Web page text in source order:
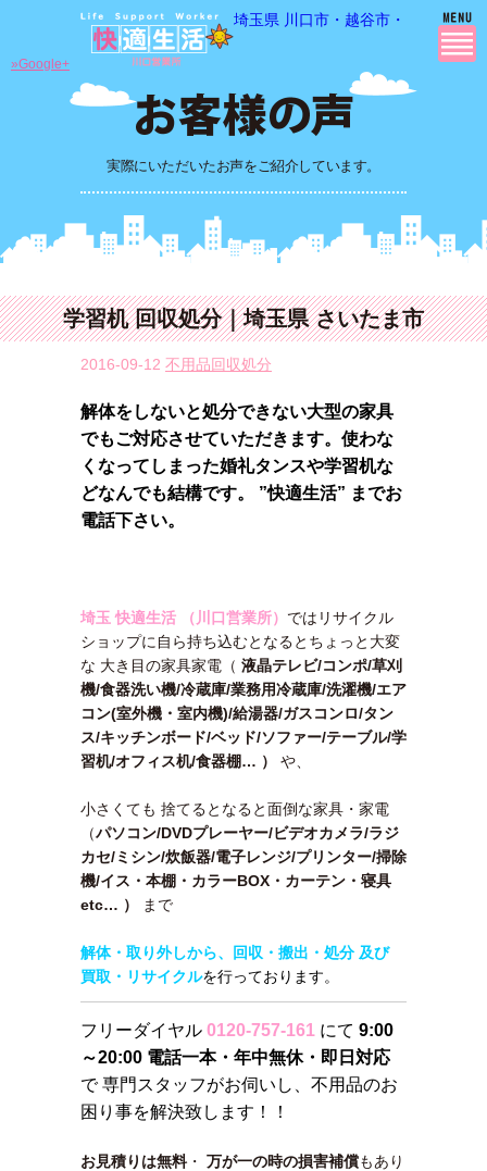
埼玉県 川口市・越谷市・さいたま
実際にいただいたお声をご紹介しています。
»Google+
学習机 回収処分｜埼玉県 さいたま市
2016-09-12 不用品回収処分
解体をしないと処分できない大型の家具
でもご対応させていただきます。使わな
くなってしまった婚礼タンスや学習机な
どなんでも結構です。 ”快適生活” までお
電話下さい。
埼玉 快適生活 （川口営業所） ではリサイクル
ショップに自ら持ち込むとなるとちょっと大変
な 大き目の家具家電（ 液晶テレビ/コンポ/草刈
機/食器洗い機/冷蔵庫/業務用冷蔵庫/洗濯機/エア
コン(室外機・室内機)/給湯器/ガスコンロ/タン
ス/キッチンボード/ベッド/ソファー/テーブル/学
習机/オフィス机/食器棚… ） や、
小さくても 捨てるとなると面倒な家具・家電
（パソコン/DVDプレーヤー/ビデオカメラ/ラジ
カセ/ミシン/炊飯器/電子レンジ/プリンター/掃除
機/イス・本棚・カラーBOX・カーテン・寝具
etc… ）
まで
解体・取り外しから、回収・搬出・処分 及び
買取・リサイクルを行っております。
フリーダイヤル 0120-757-161 にて 9:00
～20:00 電話一本・年中無休・即日対応
で 専門スタッフがお伺いし、不用品のお
困り事を解決致します！！
お見積りは無料・ 万が一の時の損害補償もあり